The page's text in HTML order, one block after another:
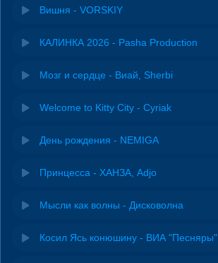
Вишня - VORSKIY
КАЛИНКА 2026 - Pasha Production
Мозг и сердце - Виай, Sherbi
Welcome to Kitty City - Cyriak
День рождения - NEMIGA
Принцесса - ХАНЗА, Adjo
Мысли как волны - Дисковолна
Косил Ясь конюшину - ВИА "Песняры"